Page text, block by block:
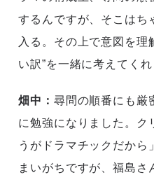
するんですが、そこはち
入る。その上で意図を理
い訳”を一緒に考えてくれ
畑中： 尋問の順番にも厳
に勉強になりました。ク
うがドラマチックだから
まいがちですが、福島さ